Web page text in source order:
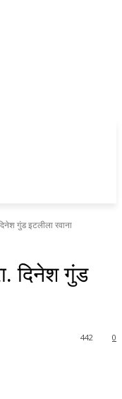
गुंड इटलीला रवाना
दिनेश गुंड
0
442